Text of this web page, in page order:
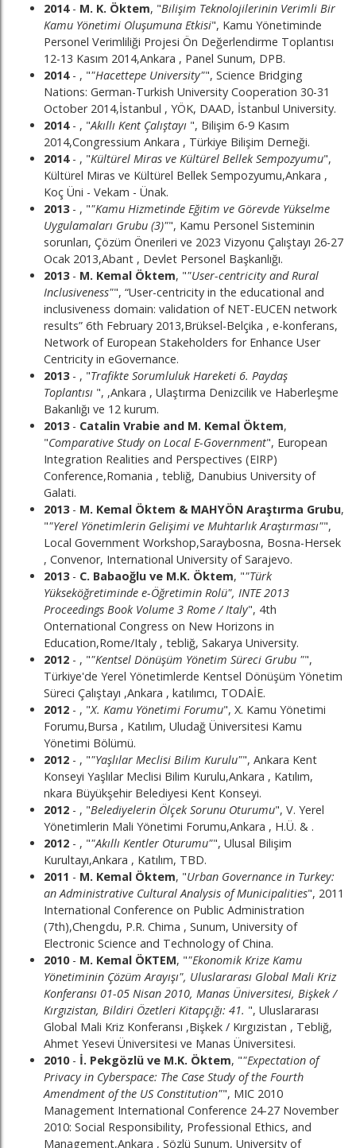
2014- M. K. Öktem, "Bilişim Teknolojilerinin Verimli Bir
Kamu Yönetimi Oluşumuna Etkisi", Kamu Yönetiminde
Personel Verimliliği Projesi Ön Değerlendirme Toplantısı
12-13 Kasım 2014,Ankara , Panel Sunum, DPB.
2014- , ""Hacettepe University"", Science Bridging
Nations: German-Turkish University Cooperation 30-31
October 2014,İstanbul , YÖK, DAAD, İstanbul University.
2014- , "Akıllı Kent Çalıştayı ", Bilişim 6-9 Kasım
2014,Congressium Ankara , Türkiye Bilişim Derneği.
2014- , "Kültürel Miras ve Kültürel Bellek Sempozyumu",
Kültürel Miras ve Kültürel Bellek Sempozyumu,Ankara ,
Koç Üni - Vekam - Ünak.
2013- , ""Kamu Hizmetinde Eğitim ve Görevde Yükselme
Uygulamaları Grubu (3)"", Kamu Personel Sisteminin
sorunları, Çözüm Önerileri ve 2023 Vizyonu Çalıştayı 26-27
Ocak 2013,Abant , Devlet Personel Başkanlığı.
2013- M. Kemal Öktem, ""User-centricity and Rural
Inclusiveness"", “User-centricity in the educational and
inclusiveness domain: validation of NET-EUCEN network
results” 6th February 2013,Brüksel-Belçika , e-konferans,
Network of European Stakeholders for Enhance User
Centricity in eGovernance.
2013- , "Trafikte Sorumluluk Hareketi 6. Paydaş
Toplantısı ", ,Ankara , Ulaştırma Denizcilik ve Haberleşme
Bakanlığı ve 12 kurum.
2013- Catalin Vrabie and M. Kemal Öktem,
"Comparative Study on Local E-Government", European
Integration Realities and Perspectives (EIRP)
Conference,Romania , tebliğ, Danubius University of
Galati.
2013- M. Kemal Öktem & MAHYÖN Araştırma Grubu,
""Yerel Yönetimlerin Gelişimi ve Muhtarlık Araştırması"",
Local Government Workshop,Saraybosna, Bosna-Hersek
, Convenor, International University of Sarajevo.
2013- C. Babaoğlu ve M.K. Öktem, ""Türk
Yükseköğretiminde e-Öğretimin Rolü", INTE 2013
Proceedings Book Volume 3 Rome / Italy", 4th
Onternational Congress on New Horizons in
Education,Rome/Italy , tebliğ, Sakarya University.
2012 - , ""Kentsel Dönüşüm Yönetim Süreci Grubu "",
Türkiye'de Yerel Yönetimlerde Kentsel Dönüşüm Yönetim
Süreci Çalıştayı ,Ankara , katılımcı, TODAİE.
2012 - , "X. Kamu Yönetimi Forumu", X. Kamu Yönetimi
Forumu,Bursa , Katılım, Uludağ Üniversitesi Kamu
Yönetimi Bölümü.
2012 - , ""Yaşlılar Meclisi Bilim Kurulu"", Ankara Kent
Konseyi Yaşlılar Meclisi Bilim Kurulu,Ankara , Katılım,
nkara Büyükşehir Belediyesi Kent Konseyi.
2012 - , "Belediyelerin Ölçek Sorunu Oturumu", V. Yerel
Yönetimlerin Mali Yönetimi Forumu,Ankara , H.Ü. & .
2012 - , ""Akıllı Kentler Oturumu"", Ulusal Bilişim
Kurultayı,Ankara , Katılım, TBD.
2011 - M. Kemal Öktem, "Urban Governance in Turkey:
an Administrative Cultural Analysis of Municipalities", 2011
International Conference on Public Administration
(7th),Chengdu, P.R. Chima , Sunum, University of
Electronic Science and Technology of China.
2010- M. Kemal ÖKTEM, ""Ekonomik Krize Kamu
Yönetiminin Çözüm Arayışı", Uluslararası Global Mali Kriz
Konferansı 01-05 Nisan 2010, Manas Üniversitesi, Bişkek /
Kırgızistan, Bildiri Özetleri Kitapçığı: 41. ", Uluslararası
Global Mali Kriz Konferansı ,Bişkek / Kırgızistan , Tebliğ,
Ahmet Yesevi Üniversitesi ve Manas Üniversitesi.
2010- İ. Pekgözlü ve M.K. Öktem, ""Expectation of
Privacy in Cyberspace: The Case Study of the Fourth
Amendment of the US Constitution"", MIC 2010
Management International Conference 24-27 November
2010: Social Responsibility, Professional Ethics, and
Management,Ankara , Sözlü Sunum, University of